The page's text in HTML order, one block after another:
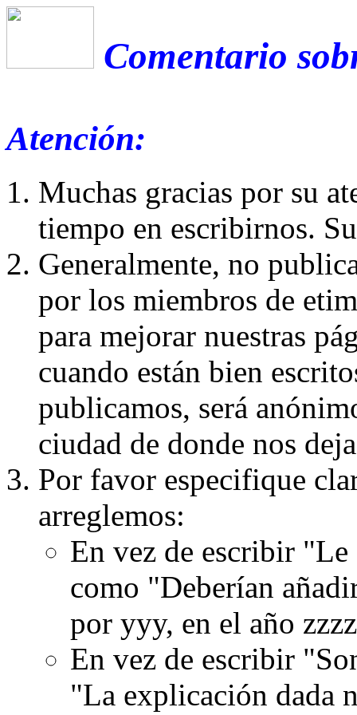
Comentario
Atención:
Muchas gracias por su
tiempo en escribirnos.
Generalmente, no
por los miembros de
para mejorar nuestras
cuando están bien
publicamos, será
ciudad de donde nos
Por favor especifique
arreglemos:
En vez de escribir
como "Deberían
por yyy, en el año
En vez de escribir
"La explicación dada